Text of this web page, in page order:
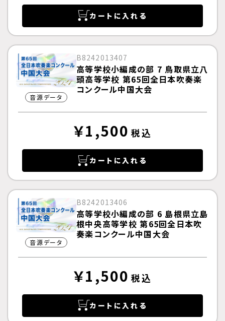
カートに入れる
音源データ
B8242013407
高等学校小編成の部 7 鳥取県立八
頭高等学校 第65回全日本吹奏楽
コンクール中国大会
￥1,500 税込
カートに入れる
音源データ
B8242013406
高等学校小編成の部 6 島根県立島
根中央高等学校 第65回全日本吹
奏楽コンクール中国大会
￥1,500 税込
カートに入れる